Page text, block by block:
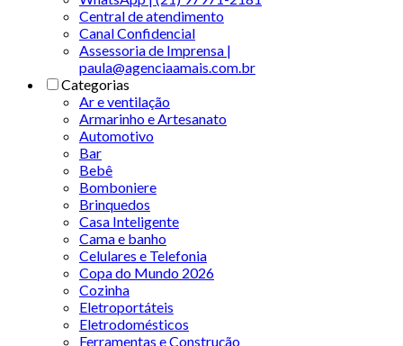
Central de atendimento
Canal Confidencial
Assessoria de Imprensa |
paula@agenciaamais.com.br
Categorias
Ar e ventilação
Armarinho e Artesanato
Automotivo
Bar
Bebê
Bomboniere
Brinquedos
Casa Inteligente
Cama e banho
Celulares e Telefonia
Copa do Mundo 2026
Cozinha
Eletroportáteis
Eletrodomésticos
Ferramentas e Construção